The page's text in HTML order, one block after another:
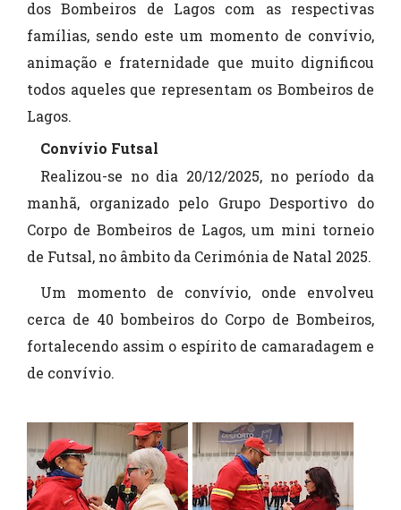
dos Bombeiros de Lagos com as respectivas
famílias, sendo este um momento de convívio,
animação e fraternidade que muito dignificou
todos aqueles que representam os Bombeiros de
Lagos.
Convívio Futsal
Realizou-se no dia 20/12/2025, no período da
manhã, organizado pelo Grupo Desportivo do
Corpo de Bombeiros de Lagos, um mini torneio
de Futsal, no âmbito da Cerimónia de Natal 2025.
Um momento de convívio, onde envolveu
cerca de 40 bombeiros do Corpo de Bombeiros,
fortalecendo assim o espírito de camaradagem e
de convívio.